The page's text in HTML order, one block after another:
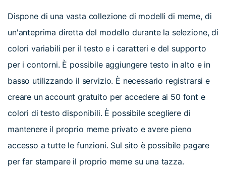
Dispone di una vasta collezione di modelli di meme, di
un'anteprima diretta del modello durante la selezione, di
colori variabili per il testo e i caratteri e del supporto
per i contorni. È possibile aggiungere testo in alto e in
basso utilizzando il servizio. È necessario registrarsi e
creare un account gratuito per accedere ai 50 font e
colori di testo disponibili. È possibile scegliere di
mantenere il proprio meme privato e avere pieno
accesso a tutte le funzioni. Sul sito è possibile pagare
per far stampare il proprio meme su una tazza.